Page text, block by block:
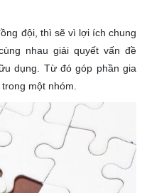
đội, thì sẽ vì lợi ích chung
nhau giải quyết vấn đề
dụng. Từ đó góp phần gia
một nhóm.